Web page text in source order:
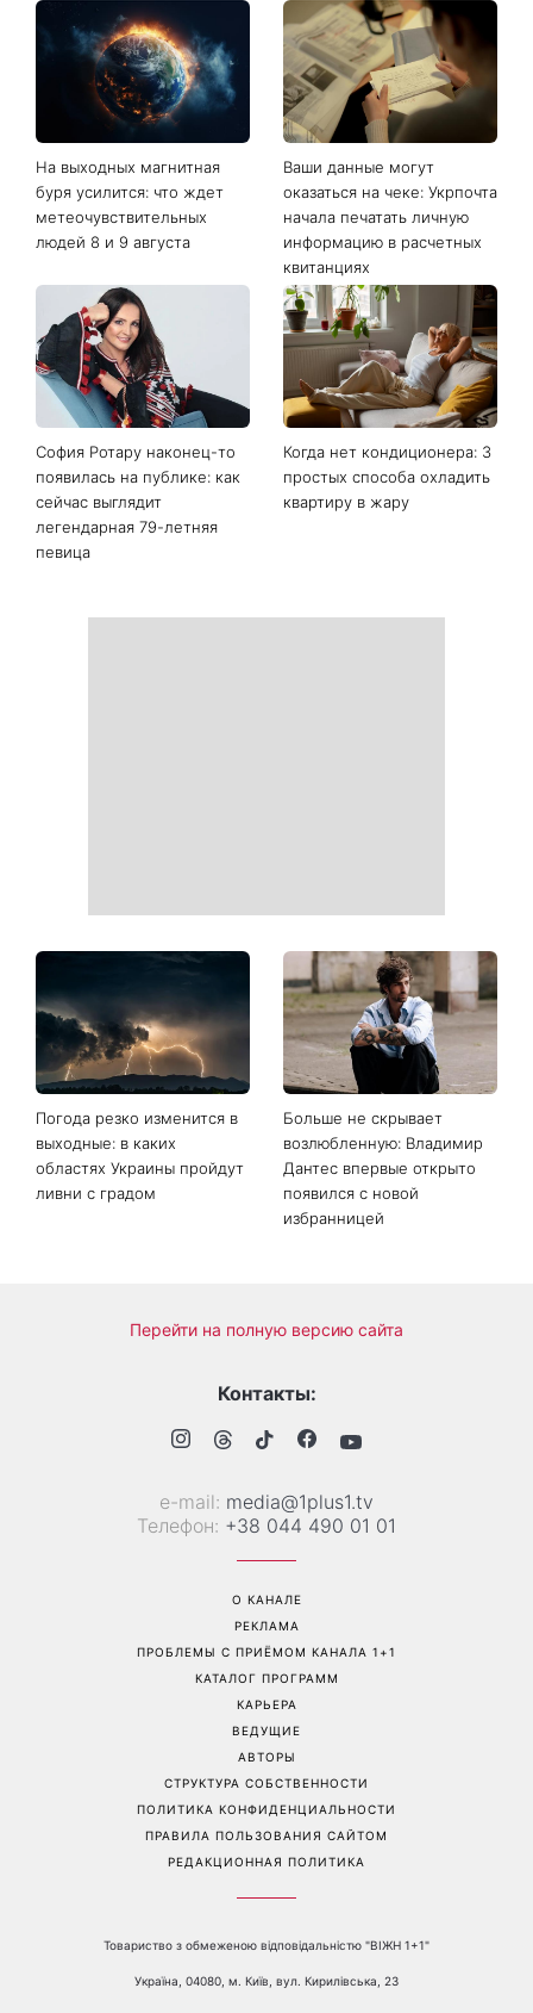
На выходных магнитная
буря усилится: что ждет
метеочувствительных
людей 8 и 9 августа
Ваши данные могут
оказаться на чеке: Укрпочта
начала печатать личную
информацию в расчетных
квитанциях
София Ротару наконец-то
появилась на публике: как
сейчас выглядит
легендарная 79-летняя
певица
Когда нет кондиционера: 3
простых способа охладить
квартиру в жару
Погода резко изменится в
выходные: в каких
областях Украины пройдут
ливни с градом
Больше не скрывает
возлюбленную: Владимир
Дантес впервые открыто
появился с новой
избранницей
Перейти на полную версию сайта
Контакты:
е-mail: media@1plus1.tv
Телефон: +38 044 490 01 01
О КАНАЛЕ
РЕКЛАМА
ПРОБЛЕМЫ С ПРИЁМОМ КАНАЛА 1+1
КАТАЛОГ ПРОГРАММ
КАРЬЕРА
ВЕДУЩИЕ
АВТОРЫ
СТРУКТУРА СОБСТВЕННОСТИ
ПОЛИТИКА КОНФИДЕНЦИАЛЬНОСТИ
ПРАВИЛА ПОЛЬЗОВАНИЯ САЙТОМ
РЕДАКЦИОННАЯ ПОЛИТИКА
Товариство з обмеженою відповідальністю "ВІЖН 1+1"
Україна, 04080, м. Київ, вул. Кирилівська, 23